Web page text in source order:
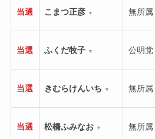
当選 こまつ正彦 ▼ 無所属
当選 ふくだ牧子 ▼ 公明党
当選 きむらけんいち ▼ 無所属
当選 松橋ふみなお ▼ 無所属